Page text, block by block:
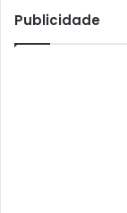
Atto
Publicidade